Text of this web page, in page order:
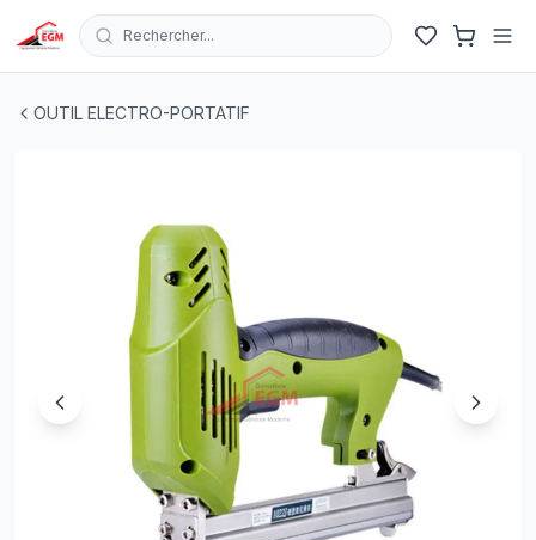
Rechercher...
OUTIL ELECTRO-PORTATIF